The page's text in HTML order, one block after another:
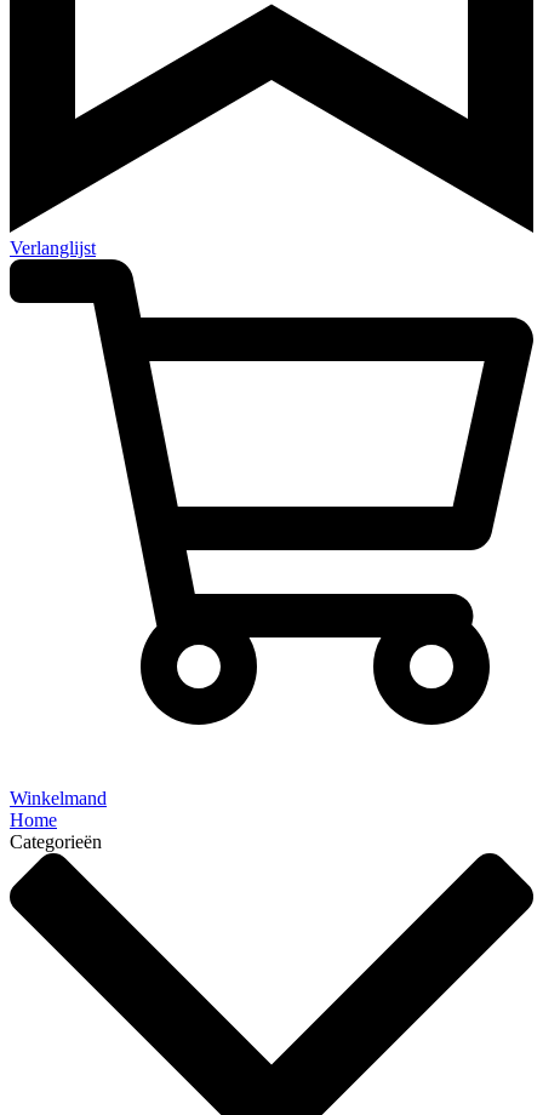
Verlanglijst
Winkelmand
Home
Categorieën